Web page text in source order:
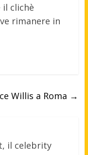
il clichè
rimanere in
Willis a Roma →
il celebrity